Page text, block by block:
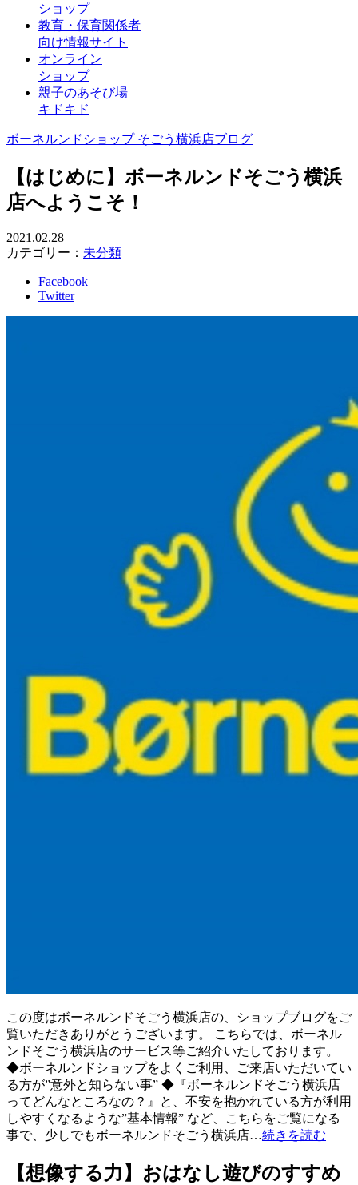
ショップ
教育・保育関係者
向け情報サイト
オンライン
ショップ
親子のあそび場
キドキド
ボーネルンドショップ そごう横浜店ブログ
【はじめに】ボーネルンドそごう横浜
店へようこそ！
2021.02.28
カテゴリー： 未分類
Facebook
Twitter
この度はボーネルンドそごう横浜店の、ショップブログをご
覧いただきありがとうございます。 こちらでは、ボーネル
ンドそごう横浜店のサービス等ご紹介いたしております。
◆ボーネルンドショップをよくご利用、ご来店いただいてい
る方が”意外と知らない事” ◆『ボーネルンドそごう横浜店
ってどんなところなの？』と、不安を抱かれている方が利用
しやすくなるような”基本情報” など、こちらをご覧になる
事で、少しでもボーネルンドそごう横浜店…続きを読む
【想像する力】おはなし遊びのすすめ